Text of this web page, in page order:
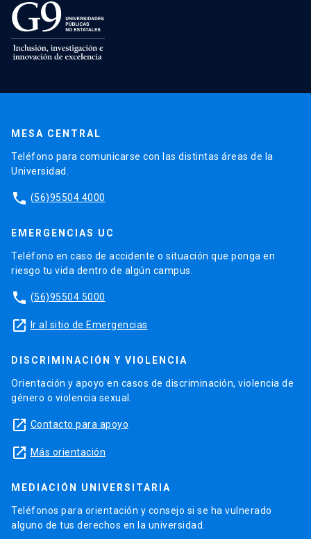
MESA CENTRAL
Teléfono para comunicarse con las distintas áreas de la
Universidad.
phone (56)95504 4000
EMERGENCIAS UC
Teléfono en caso de accidente o situación que ponga en
riesgo tu vida dentro de algún campus.
phone (56)95504 5000
launch Ir al sitio de Emergencias
DISCRIMINACIÓN Y VIOLENCIA
Orientación y apoyo en casos de discriminación, violencia de
género o violencia sexual.
launch Contacto para apoyo
launch Más orientación
MEDIACIÓN UNIVERSITARIA
Teléfonos para orientación y consejo si se ha vulnerado
alguno de tus derechos en la universidad.